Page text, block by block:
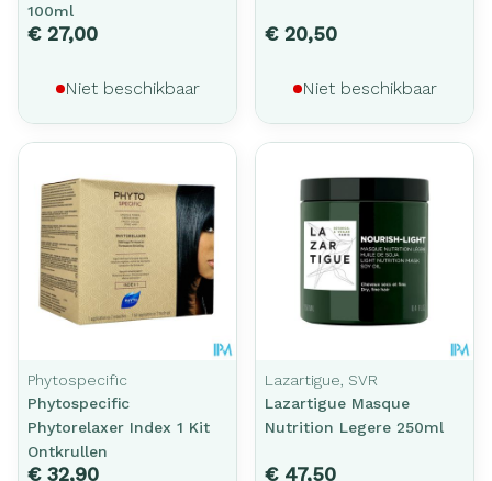
100ml
€ 27,00
Niet beschikbaar
€ 20,50
Niet beschikbaar
Phytospecific
Phytospecific
Phytorelaxer Index 1 Kit
Ontkrullen
€ 32,90
Lazartigue, SVR
Lazartigue Masque
Nutrition Legere 250ml
€ 47,50